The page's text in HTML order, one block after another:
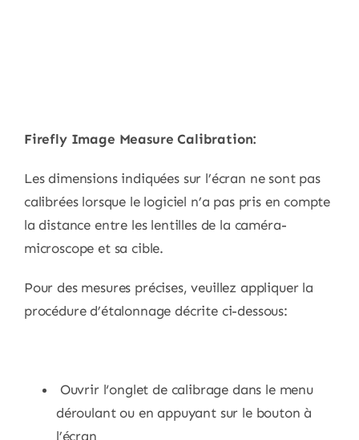
Firefly Image Measure Calibration:
Les dimensions indiquées sur l’écran ne sont pas
calibrées lorsque le logiciel n’a pas pris en compte
la distance entre les lentilles de la caméra-
microscope et sa cible.
Pour des mesures précises, veuillez appliquer la
procédure d’étalonnage décrite ci-dessous:
Ouvrir l‘onglet de calibrage dans le menu
déroulant ou en appuyant sur le bouton à
l’écran